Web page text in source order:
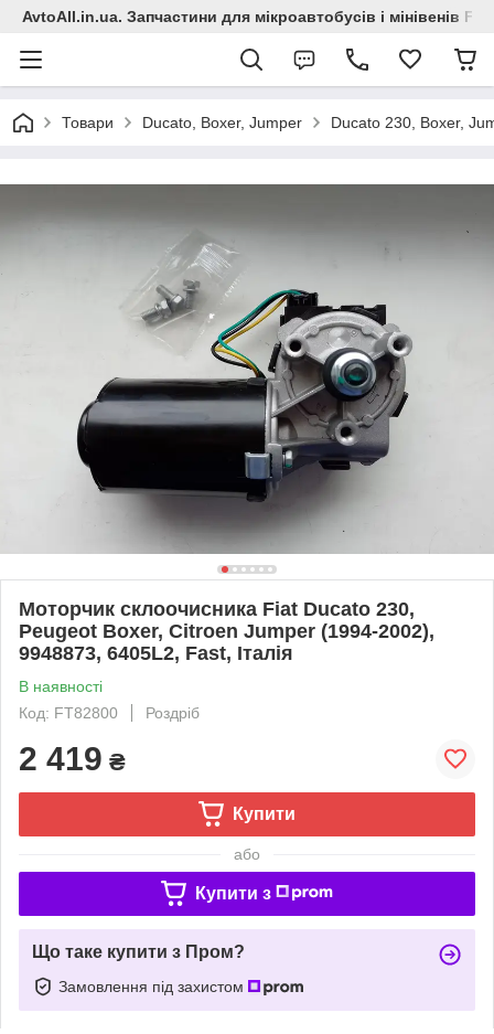
AvtoAll.in.ua. Запчастини для мікроавтобусів і мінівенів
Товари Ducato, Boxer, Jumper Ducato 230, Boxer,
Моторчик склоочисника Fiat Ducato 230,
Peugeot Boxer, Citroen Jumper (1994-2002),
9948873, 6405L2, Fast, Італія
В наявності
Код: FT82800
Роздріб
2 419 ₴
Купити
або
Купити з
Що таке купити з Пром?
Замовлення під захистом